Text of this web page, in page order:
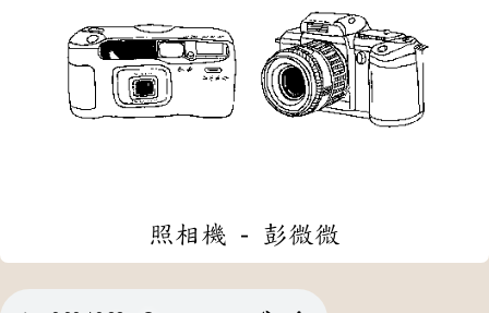
照相機 - 彭微微